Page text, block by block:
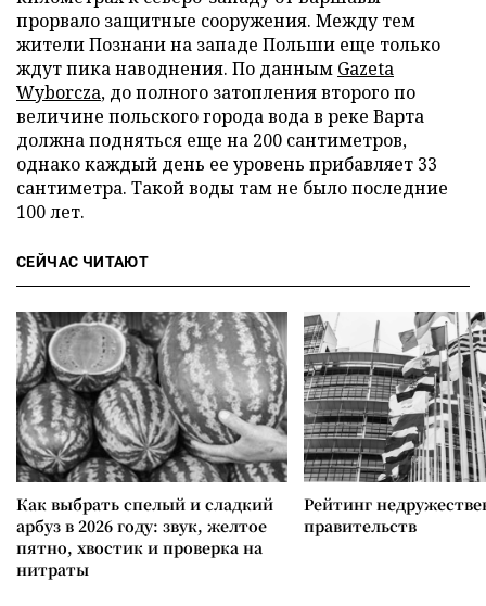
прорвало защитные сооружения. Между тем
жители Познани на западе Польши еще только
ждут пика наводнения. По данным Gazeta
Wyborcza, до полного затопления второго по
величине польского города вода в реке Варта
должна подняться еще на 200 сантиметров,
однако каждый день ее уровень прибавляет 33
сантиметра. Такой воды там не было последние
100 лет.
СЕЙЧАС ЧИТАЮТ
Как выбрать спелый и сладкий
арбуз в 2026 году: звук, желтое
пятно, хвостик и проверка на
нитраты
Рейтинг
правительств